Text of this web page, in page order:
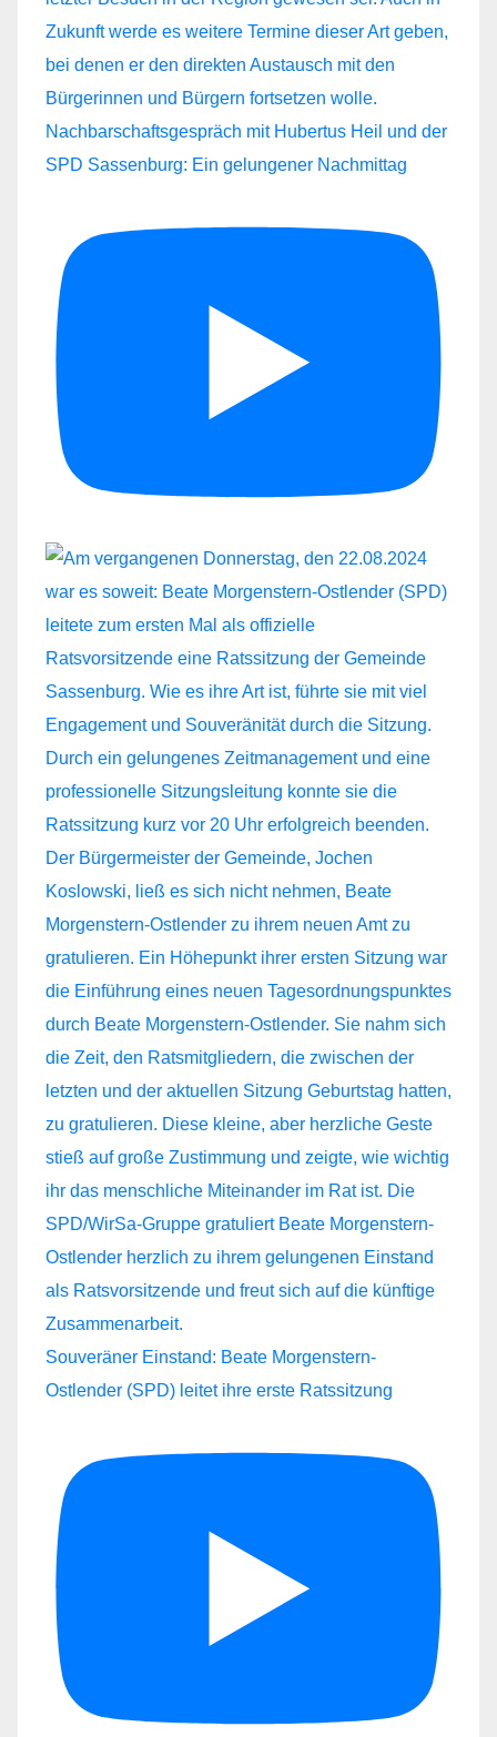
Nachbarschaftsgespräch mit Hubertus Heil und der
SPD Sassenburg: Ein gelungener Nachmittag
Souveräner Einstand: Beate Morgenstern-
Ostlender (SPD) leitet ihre erste Ratssitzung